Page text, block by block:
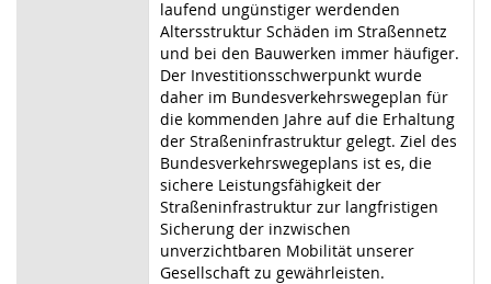
laufend ungünstiger werdenden
Altersstruktur Schäden im Straßennetz
und bei den Bauwerken immer häufiger.
Der Investitionsschwerpunkt wurde
daher im Bundesverkehrswegeplan für
die kommenden Jahre auf die Erhaltung
der Straßeninfrastruktur gelegt. Ziel des
Bundesverkehrswegeplans ist es, die
sichere Leistungsfähigkeit der
Straßeninfrastruktur zur langfristigen
Sicherung der inzwischen
unverzichtbaren Mobilität unserer
Gesellschaft zu gewährleisten.